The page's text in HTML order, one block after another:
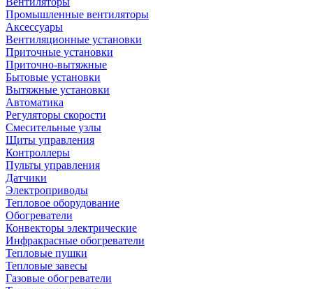
Промышленные вентиляторы
Аксессуары
Вентиляционные установки
Приточные установки
Приточно-вытяжные
Бытовые установки
Вытяжные установки
Автоматика
Регуляторы скорости
Смесительные узлы
Щиты управления
Контроллеры
Пульты управления
Датчики
Электроприводы
Тепловое оборудование
Обогреватели
Конвекторы электрические
Инфракрасные обогреватели
Тепловые пушки
Тепловые завесы
Газовые обогреватели